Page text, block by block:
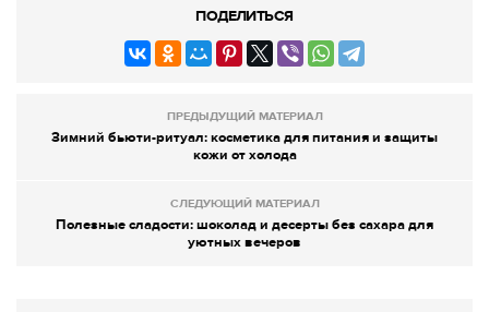
ПОДЕЛИТЬСЯ
ПРЕДЫДУЩИЙ МАТЕРИАЛ
Зимний бьюти-ритуал: косметика для питания и защиты
кожи от холода
СЛЕДУЮЩИЙ МАТЕРИАЛ
Полезные сладости: шоколад и десерты без сахара для
уютных вечеров